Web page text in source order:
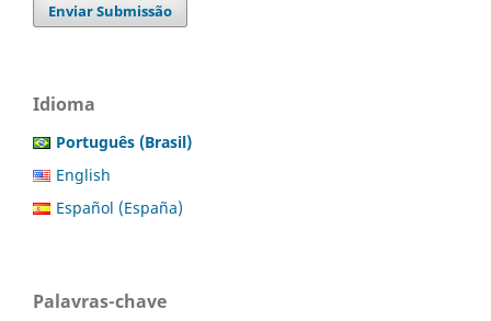
Enviar Submissão
Idioma
Português (Brasil)
English
Español (España)
Palavras-chave